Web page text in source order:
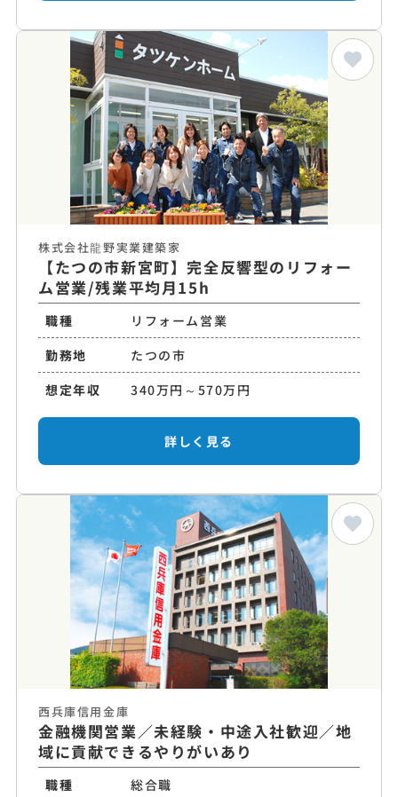
株式会社龍野実業建築家
【たつの市新宮町】完全反響型のリフォー
ム営業/残業平均月15h
職種
リフォーム営業
勤務地
たつの市
想定年収
340万円～570万円
詳しく見る
西兵庫信用金庫
金融機関営業／未経験・中途入社歓迎／地
域に貢献できるやりがいあり
職種
総合職